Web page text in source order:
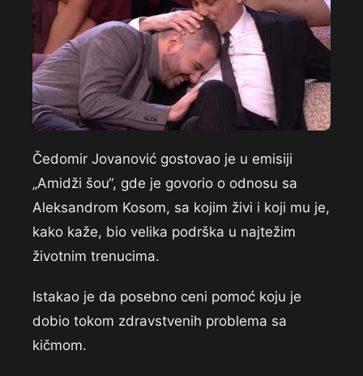
Čedomir Jovanović gostovao je u emisiji
„Amidži šou“, gde je govorio o odnosu sa
Aleksandrom Kosom, sa kojim živi i koji mu je,
kako kaže, bio velika podrška u najtežim
životnim trenucima.
Istakao je da posebno ceni pomoć koju je
dobio tokom zdravstvenih problema sa
kičmom.